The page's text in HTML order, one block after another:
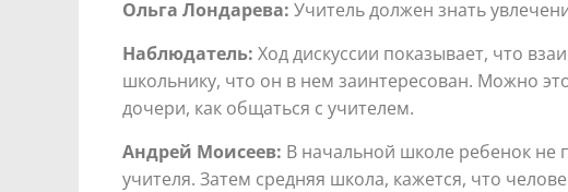
Ольга Лондарева: Учитель должен знать
Наблюдатель: Ход дискуссии показывает, что
школьнику, что он в нем заинтересован. Можно
дочери, как общаться с учителем.
Андрей Моисеев: В начальной школе ребенок не
учителя. Затем средняя школа, кажется, что